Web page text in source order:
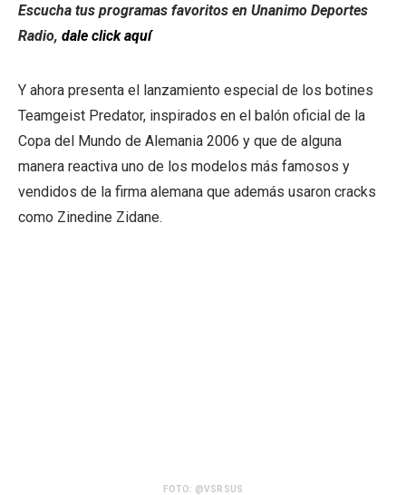
Escucha tus programas favoritos en Unanimo Deportes
Radio, dale click aquí
Y ahora presenta el lanzamiento especial de los botines
Teamgeist Predator, inspirados en el balón oficial de la
Copa del Mundo de Alemania 2006 y que de alguna
manera reactiva uno de los modelos más famosos y
vendidos de la firma alemana que además usaron cracks
como Zinedine Zidane.
FOTO: @VSRSUS